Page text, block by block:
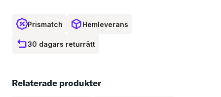
Prismatch Hemleverans
30 dagars returrätt
Relaterade produkter